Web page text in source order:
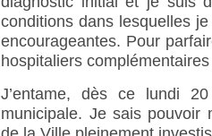
conditions dans lesquelles
encourageantes. Pour
hospitaliers
J’entame, dès ce lundi
municipale. Je sais pouvoir